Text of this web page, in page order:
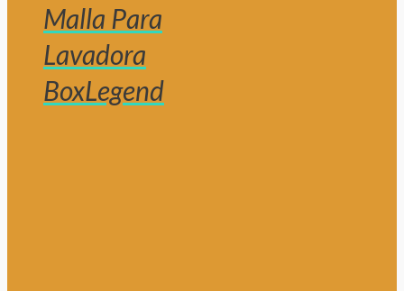
Malla Para
Lavadora
BoxLegend